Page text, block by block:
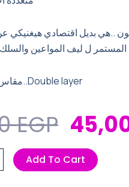
..هي بديل اقتصادي هيغنيكي
المستمر ل ليف المواعين
مقاس 20*20سم..Double layer
EGP
Price
Was:
Add To Cart